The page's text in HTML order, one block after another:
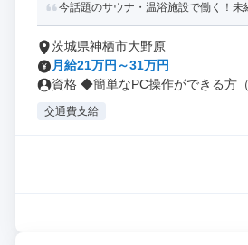
今話題のサウナ・温浴施設で働く！
茨城県神栖市大野原
月給21万円～31万円
資格 ◆簡単なPC操作ができる方
交通費支給